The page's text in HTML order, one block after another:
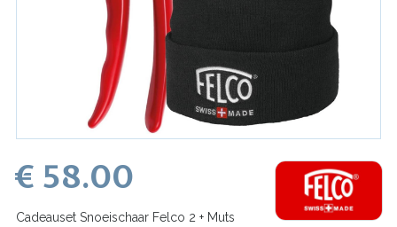
€ 58.00
Cadeauset Snoeischaar Felco 2 + Muts